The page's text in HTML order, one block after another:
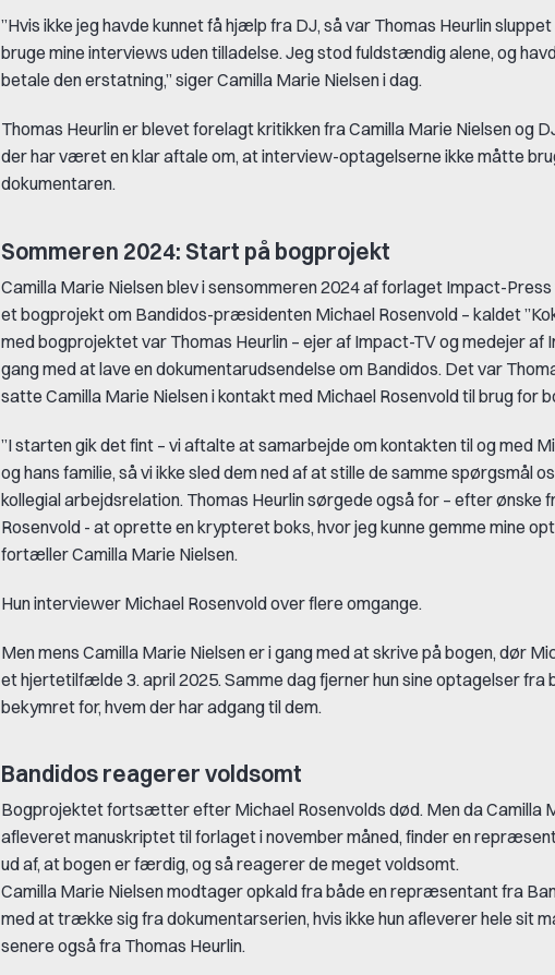
”Hvis ikke jeg havde kunnet få hjælp fra DJ, så var Thomas Heurlin
bruge mine interviews uden tilladelse. Jeg stod fuldstændig alene, og
betale den erstatning,” siger Camilla Marie Nielsen i dag.
Thomas Heurlin er blevet forelagt kritikken fra Camilla Marie Nielsen og
der har været en klar aftale om, at interview-optagelserne ikke måtte
dokumentaren.
Sommeren 2024: Start på bogprojekt
Camilla Marie Nielsen blev i sensommeren 2024 af forlaget Impact-
et bogprojekt om Bandidos-præsidenten Michael Rosenvold – kaldet
med bogprojektet var Thomas Heurlin – ejer af Impact-TV og medejer af
gang med at lave en dokumentarudsendelse om Bandidos. Det var
satte Camilla Marie Nielsen i kontakt med Michael Rosenvold til brug for
”I starten gik det fint – vi aftalte at samarbejde om kontakten til og med
og hans familie, så vi ikke sled dem ned af at stille de samme spørgsmål
kollegial arbejdsrelation. Thomas Heurlin sørgede også for – efter ønske
Rosenvold - at oprette en krypteret boks, hvor jeg kunne gemme mine
fortæller Camilla Marie Nielsen.
Hun interviewer Michael Rosenvold over flere omgange.
Men mens Camilla Marie Nielsen er i gang med at skrive på bogen, dør
et hjertetilfælde 3. april 2025. Samme dag fjerner hun sine optagelser fra
bekymret for, hvem der har adgang til dem.
Bandidos reagerer voldsomt
Bogprojektet fortsætter efter Michael Rosenvolds død. Men da Camilla
afleveret manuskriptet til forlaget i november måned, finder en
ud af, at bogen er færdig, og så reagerer de meget voldsomt.
Camilla Marie Nielsen modtager opkald fra både en repræsentant fra
med at trække sig fra dokumentarserien, hvis ikke hun afleverer hele sit
senere også fra Thomas Heurlin.